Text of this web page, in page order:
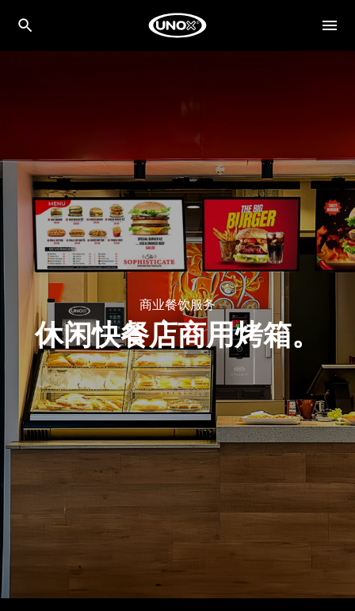
商业餐饮服务
休闲快餐店商用烤箱。